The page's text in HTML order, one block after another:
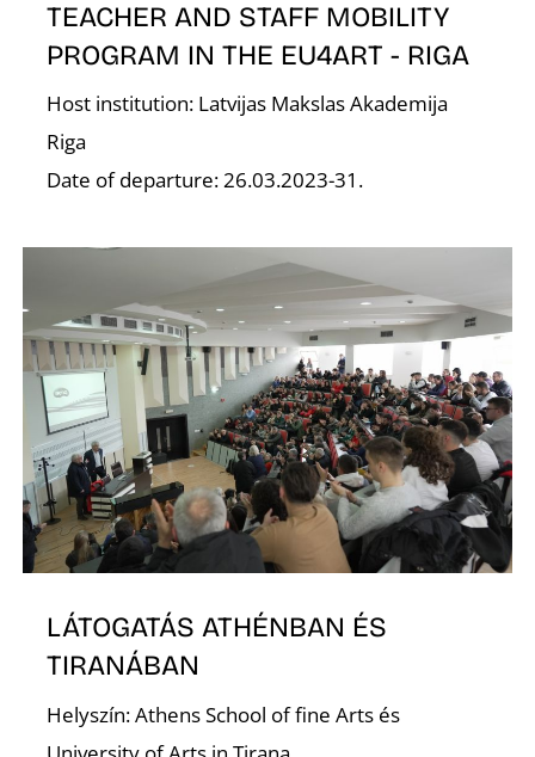
TEACHER AND STAFF MOBILITY
PROGRAM IN THE EU4ART - RIGA
Host institution: Latvijas Makslas Akademija
Riga
Date of departure: 26.03.2023-31.
LÁTOGATÁS ATHÉNBAN ÉS
TIRANÁBAN
Helyszín: Athens School of fine Arts és